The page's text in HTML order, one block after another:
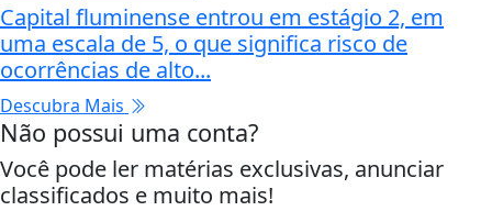
Capital fluminense entrou em estágio 2, em
uma escala de 5, o que significa risco de
ocorrências de alto...
Descubra Mais
Não possui uma conta?
Você pode ler matérias exclusivas, anunciar
classificados e muito mais!